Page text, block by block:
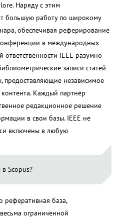
Наряду с этим
большую работу по широкому
обеспечивая реферирование
в международных
IEEE разумно
записи статей
предоставляющие независимое
Каждый партнёр
редакционное решение
в свои базы. IEEE не
включены в любую
Scopus?
реферативная база,
ограниченной